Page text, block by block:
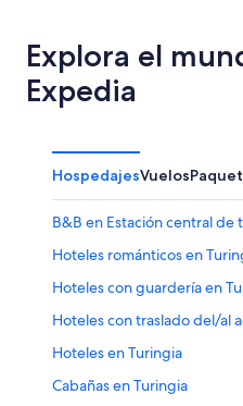
Explora el
Expedia
HospedajesVuelos
B&B en Estación central de
Hoteles románticos en
Hoteles con guardería en
Hoteles con traslado del/al
Hoteles en Turingia
Cabañas en Turingia